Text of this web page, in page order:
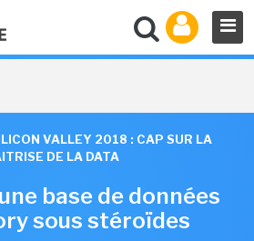
VALLEY 2018 : CAP SUR LA
DE LA DATA
base de données
sous stéroïdes